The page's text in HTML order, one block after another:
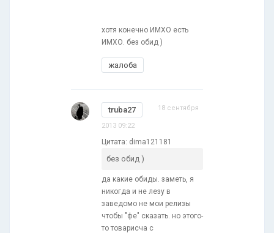
хотя конечно ИМХО есть
ИМХО. без обид )
жалоба
truba27 18 сентября
2013 09:22
Цитата: dima121181
без обид )
да какие обиды. заметь, я
никогда и не лезу в
заведомо не мои релизы
чтобы "фе" сказать. но этого-
то товарисча с